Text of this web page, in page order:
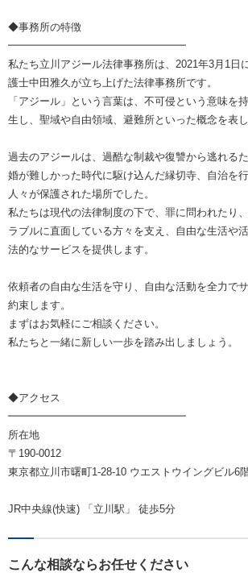
◆事務所の特徴
━━━━━━━━━━━━━━━━━
私たち立川アジール法律事務所は、2021年3月1日
護士中田雅久が立ち上げた法律事務所です。
「アジール」という言葉は、不可侵という意味を
生し、聖域や自由領域、避難所といった概念を表し
過去のアジールは、過酷な制裁や復讐から逃れる
婚が難しかった時代に駆け込んだ縁切寺、自治を
人々が保護された場所でした。
私たちは現代の法律制度の下で、罪に問われたり
ラブルに直面している方々を支え、自由な生活や
法的なサービスを提供します。
依頼者の自由な生活を守り、自由な活動を全力で
約束します。
まずはお気軽にご相談ください。
私たちと一緒に新しい一歩を踏み出しましょう。
◆アクセス
━━━━━━━━━━━━━━━━━
所在地
〒190-0012
東京都立川市曙町1-28-10 ウエストウイングビル6
JR中央線(快速) 「立川駅」 徒歩5分
こんな相談ならお任せください